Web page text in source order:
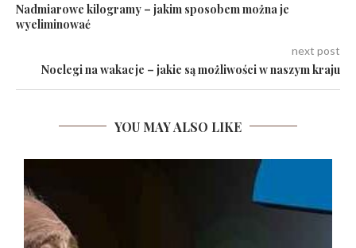
Nadmiarowe kilogramy – jakim sposobem można je
wyeliminować
next post
Noclegi na wakacje – jakie są możliwości w naszym kraju
YOU MAY ALSO LIKE